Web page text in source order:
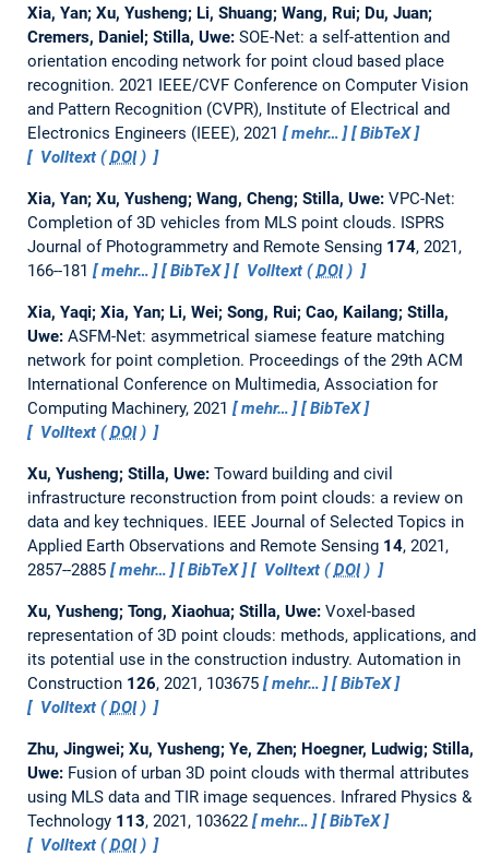
Xia, Yan; Xu, Yusheng; Li, Shuang; Wang, Rui; Du, Juan;
Cremers, Daniel; Stilla, Uwe: SOE-Net: a self-attention and
orientation encoding network for point cloud based place
recognition. 2021 IEEE/CVF Conference on Computer Vision
and Pattern Recognition (CVPR), Institute of Electrical and
Electronics Engineers (IEEE), 2021
mehr…
BibTeX
Volltext (DOI)
Xia, Yan; Xu, Yusheng; Wang, Cheng; Stilla, Uwe: VPC-Net:
Completion of 3D vehicles from MLS point clouds. ISPRS
Journal of Photogrammetry and Remote Sensing 174, 2021,
166--181
mehr… BibTeX Volltext (DOI)
Xia, Yaqi; Xia, Yan; Li, Wei; Song, Rui; Cao, Kailang; Stilla,
Uwe: ASFM-Net: asymmetrical siamese feature matching
network for point completion. Proceedings of the 29th ACM
International Conference on Multimedia, Association for
Computing Machinery, 2021
mehr…
BibTeX
Volltext (DOI)
Xu, Yusheng; Stilla, Uwe: Toward building and civil
infrastructure reconstruction from point clouds: a review on
data and key techniques. IEEE Journal of Selected Topics in
Applied Earth Observations and Remote Sensing 14, 2021,
2857--2885
mehr… BibTeX Volltext (DOI)
Xu, Yusheng; Tong, Xiaohua; Stilla, Uwe: Voxel-based
representation of 3D point clouds: methods, applications, and
its potential use in the construction industry. Automation in
Construction 126, 2021, 103675 mehr…
BibTeX
Volltext (DOI)
Zhu, Jingwei; Xu, Yusheng; Ye, Zhen; Hoegner, Ludwig; Stilla,
Uwe: Fusion of urban 3D point clouds with thermal attributes
using MLS data and TIR image sequences. Infrared Physics &
Technology 113, 2021, 103622 mehr…
BibTeX
Volltext (DOI)